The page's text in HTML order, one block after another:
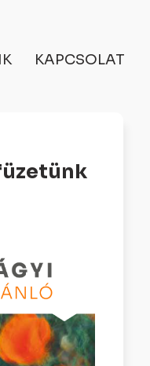
KAPCSOLAT